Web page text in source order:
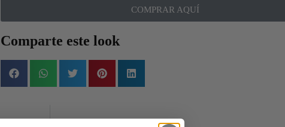
COMPRAR AQUÍ
Comparte este look